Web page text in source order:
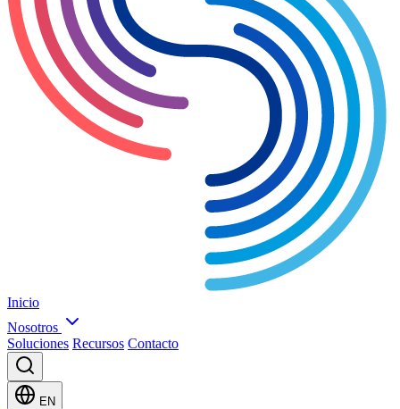
Inicio
Nosotros
Soluciones Recursos Contacto
EN